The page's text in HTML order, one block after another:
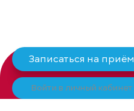
Записаться на приём
Войти в личный кабинет